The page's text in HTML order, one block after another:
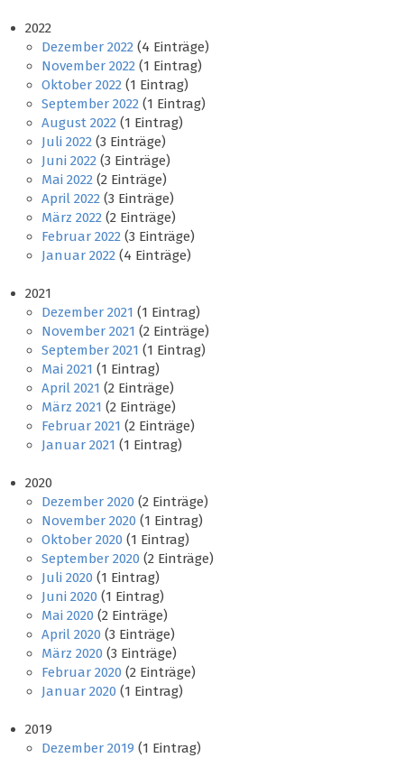
2022
Dezember 2022 (4 Einträge)
November 2022 (1 Eintrag)
Oktober 2022 (1 Eintrag)
September 2022 (1 Eintrag)
August 2022 (1 Eintrag)
Juli 2022 (3 Einträge)
Juni 2022 (3 Einträge)
Mai 2022 (2 Einträge)
April 2022 (3 Einträge)
März 2022 (2 Einträge)
Februar 2022 (3 Einträge)
Januar 2022 (4 Einträge)
2021
Dezember 2021 (1 Eintrag)
November 2021 (2 Einträge)
September 2021 (1 Eintrag)
Mai 2021 (1 Eintrag)
April 2021 (2 Einträge)
März 2021 (2 Einträge)
Februar 2021 (2 Einträge)
Januar 2021 (1 Eintrag)
2020
Dezember 2020 (2 Einträge)
November 2020 (1 Eintrag)
Oktober 2020 (1 Eintrag)
September 2020 (2 Einträge)
Juli 2020 (1 Eintrag)
Juni 2020 (1 Eintrag)
Mai 2020 (2 Einträge)
April 2020 (3 Einträge)
März 2020 (3 Einträge)
Februar 2020 (2 Einträge)
Januar 2020 (1 Eintrag)
2019
Dezember 2019 (1 Eintrag)